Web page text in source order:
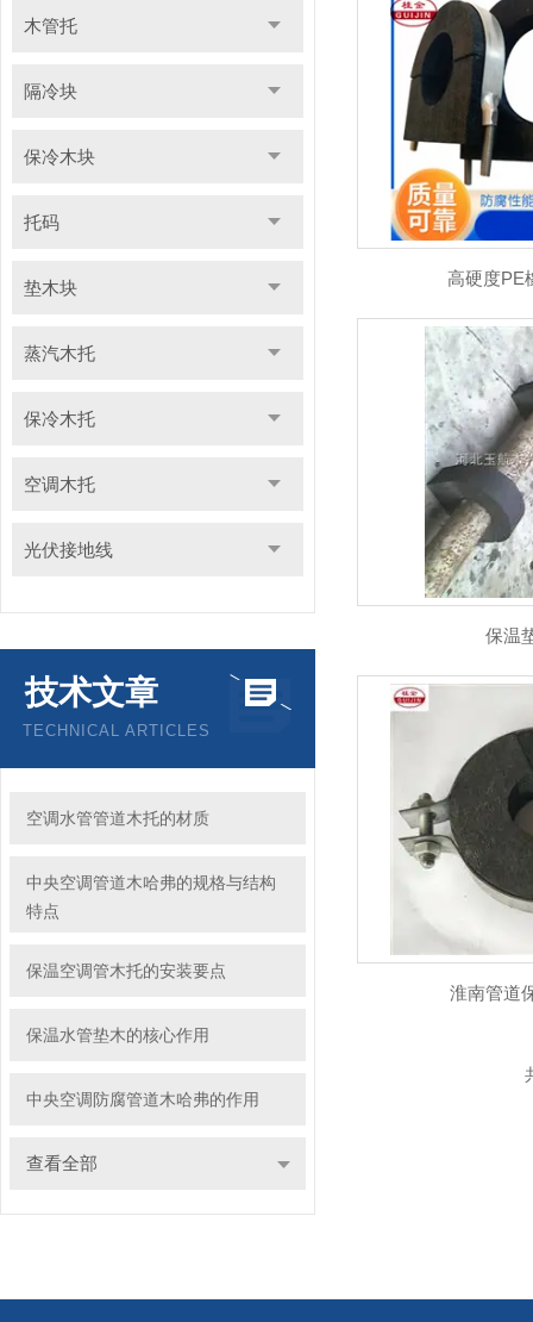
木管托
隔冷块
保冷木块
托码
垫木块
蒸汽木托
保冷木托
空调木托
光伏接地线
技术文章
TECHNICAL ARTICLES
空调水管管道木托的材质
中央空调管道木哈弗的规格与结构
特点
保温空调管木托的安装要点
保温水管垫木的核心作用
中央空调防腐管道木哈弗的作用
查看全部
高硬度PE
保温
淮南管道